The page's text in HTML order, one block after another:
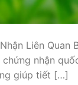
Liên
nhận
giúp tiết […]